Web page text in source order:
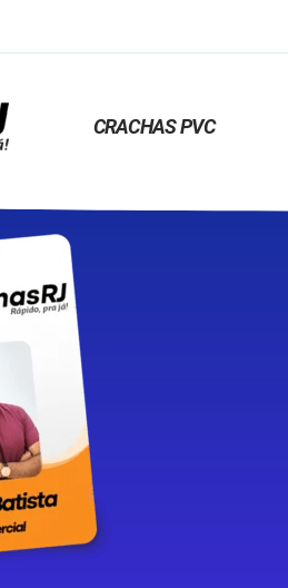
CRACHAS PVC